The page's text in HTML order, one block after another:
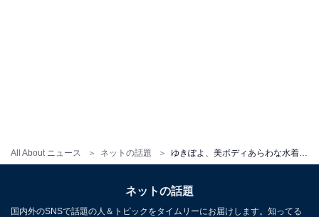
All About ニュース ネットの話題
ネットの話題
国内外のSNSで話題の人＆トピックをタイムリーにお届けします。知ってる